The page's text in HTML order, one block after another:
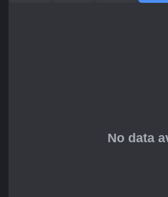
modos para um jogador. Eles